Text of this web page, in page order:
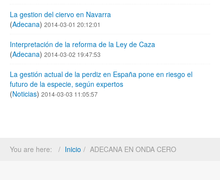
La gestion del ciervo en Navarra
(Adecana) 2014-03-01 20:12:01
Interpretación de la reforma de la Ley de Caza
(Adecana) 2014-03-02 19:47:53
La gestión actual de la perdiz en España pone en riesgo el
futuro de la especie, según expertos
(Noticias) 2014-03-03 11:05:57
You are here: Inicio ADECANA EN ONDA CERO